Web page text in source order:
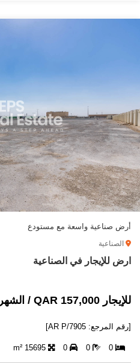
أرض صناعية واسعة مع مستودع
الصناعية
ارض للإيجار في الصناعية
للإيجار 157,000 QAR / الشهر
[رقم المرجع: AR P/7905]
0
0
0
15695 m²